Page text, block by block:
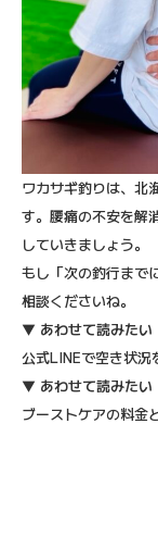
ワカサギ釣りは、北
す。腰痛の不安を解
していきましょう。
もし「次の釣行まで
相談くださいね。
▼ あわせて読みた
公式LINEで空き状況
▼ あわせて読みた
ブーストケアの料金